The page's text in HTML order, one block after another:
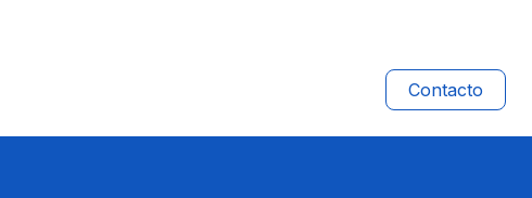
Contacto